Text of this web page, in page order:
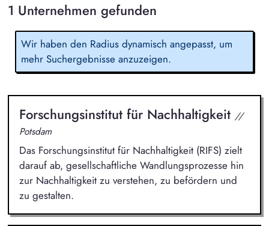
1 Unternehmen gefunden
Wir haben den Radius dynamisch angepasst, um
mehr Suchergebnisse anzuzeigen.
Forschungsinstitut für Nachhaltigkeit //
Potsdam
Das Forschungsinstitut für Nachhaltigkeit (RIFS) zielt
darauf ab, gesellschaftliche Wandlungsprozesse hin
zur Nachhaltigkeit zu verstehen, zu befördern und
zu gestalten.